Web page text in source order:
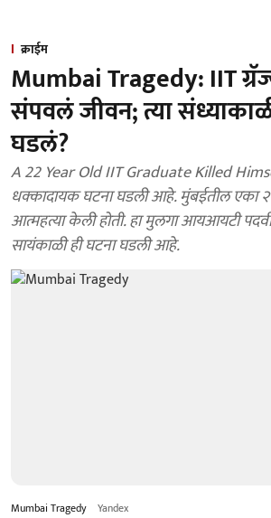
क्राईम
Mumbai Tragedy: IIT
संपवलं जीवन; त्या
घडलं?
A 22 Year Old IIT Graduate Killed
धक्कादायक घटना घडली आहे. मुंबईतील एका
आत्महत्या केली होती. हा मुलगा आयआयटी
सायंकाळी ही घटना घडली आहे.
Mumbai Tragedy Yandex